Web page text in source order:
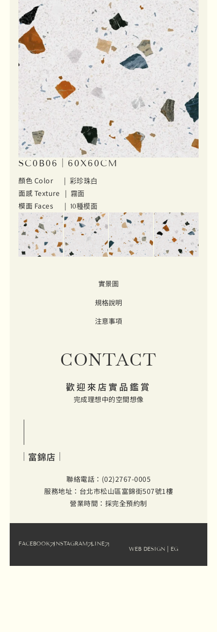
實景圖
規格說明
注意事項
SC0B06｜60X60CM
顏色 Color | 彩珍珠白
面感 Texture | 霧面
模面 Faces | 10種模面
CONTACT
歡迎來店實品鑑賞
完成理想中的空間想像
富錦店
聯絡電話：(02)2767-0005
服務地址：台北市松山區富錦街507號1樓
營業時間：採完全預約制
FACEBOOK INSTAGRAM LINE
WEB DESIGN | EG